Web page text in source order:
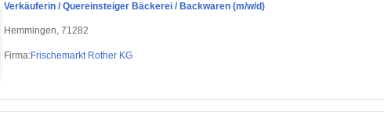
Verkäuferin / Quereinsteiger Bäckerei / Backwaren (m/w/d)
Hemmingen, 71282
Firma:Frischemarkt Rother KG